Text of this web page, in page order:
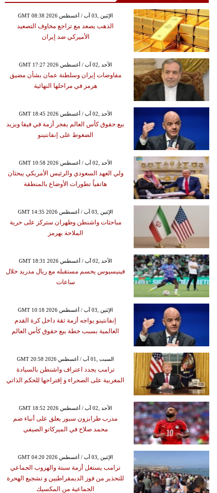
GMT 08:38 2026 الإثنين ,03 آب / أغسطس
الذهب يصعد مع تراجع مخاوف التصعيد
الأميركي ضد إيران
GMT 17:27 2026 الأحد ,02 آب / أغسطس
مفاوضات إيران وسلطنة عمان بشأن مضيق
هرمز في مراحلها النهائية
GMT 18:45 2026 الأحد ,02 آب / أغسطس
بيع حقوق كأس العالم يفجر أزمة في فيفا ويزيد
الضغوط على إنفانتينو
GMT 10:58 2026 الأحد ,02 آب / أغسطس
ولي العهد السعودي والرئيس الأمريكي يبحثان
هاتفياً تطورات الأوضاع بالمنطقة
GMT 14:35 2026 الإثنين ,03 آب / أغسطس
مباحثات واشنطن وطهران ستركز على حرية
الملاحة بهرمز
GMT 18:31 2026 الأحد ,02 آب / أغسطس
فينيسيوس يحسم مستقبله مع ريال مدريد خلال
ساعات
GMT 10:18 2026 الإثنين ,03 آب / أغسطس
إنفانتينو يواجه أزمة ثقة داخل كرة القدم
العالمية بسبب خطة بيع حقوق كأس العالم
GMT 20:58 2026 السبت ,01 آب / أغسطس
ترامب يجدد اعتراف واشنطن بالسيادة
المغربية على الصحراء و إقتراحها للحكم الذاتي
GMT 18:52 2026 الأحد ,02 آب / أغسطس
مدرب طرابزون سبور يعلق على أنباء ضم
محمد صلاح في الميركاتو الصيفي
GMT 04:20 2026 الإثنين ,03 آب / أغسطس
ترامب يستغل أزمة سبتة والهروب الجماعي
للتحذير من فوز الديمقراطيين و تشجيع الهحرة
الجماعية من المكسيك